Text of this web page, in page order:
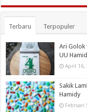
Terbaru Terpopuler
Ari Golok
UU
April 16,
Sakik
Hamidy
Februari